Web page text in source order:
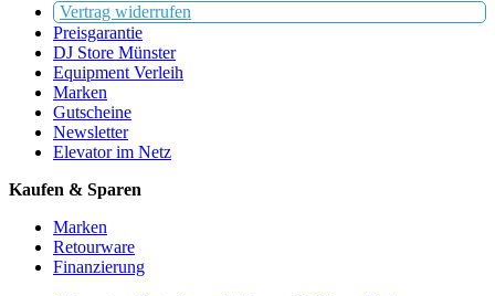
Vertrag widerrufen
Preisgarantie
DJ Store Münster
Equipment Verleih
Marken
Gutscheine
Newsletter
Elevator im Netz
Kaufen & Sparen
Marken
Retourware
Finanzierung